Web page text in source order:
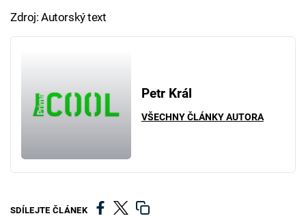
Zdroj: Autorský text
Petr Král
VŠECHNY ČLÁNKY AUTORA
SDÍLEJTE ČLÁNEK